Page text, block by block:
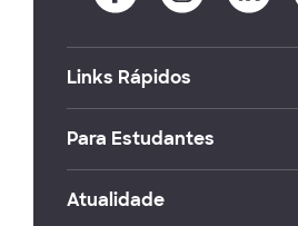
Links Rápidos
Para Estudantes
Atualidade